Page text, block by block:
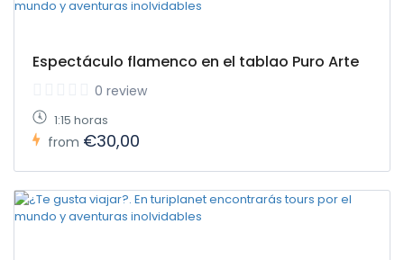
Espectáculo flamenco en el tablao Puro Arte
0 review
1:15 horas
from €30,00